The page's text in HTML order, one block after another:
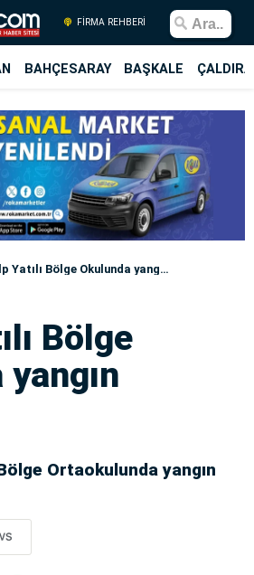
FİRMA REHBERİ
BAHÇESARAY BAŞKALE
Yatılı Bölge Okulunda yangın tatbikatı
Bölge
Ortaokulunda yangın